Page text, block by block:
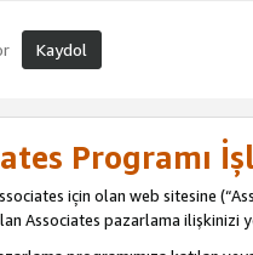
Kaydol
Programı
için olan web sitesine
Associates pazarlama ilişkinizi